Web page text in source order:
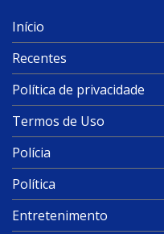
Início
Recentes
Política de privacidade
Termos de Uso
Polícia
Política
Entretenimento